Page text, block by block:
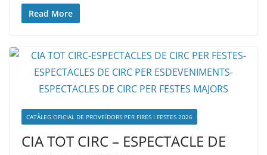
Read More
CATÀLEG OFICIAL DE PROVEÏDORS PER FIRES I FESTES 2026
CIA TOT CIRC – ESPECTACLE DE